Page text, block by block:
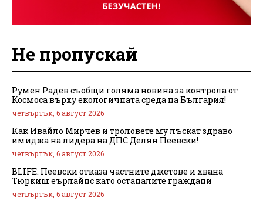
Не пропускай
Румен Радев съобщи голяма новина за контрола от
Космоса върху екологичната среда на България!
четвъртък, 6 август 2026
Как Ивайло Мирчев и троловете му лъскат здраво
имиджа на лидера на ДПС Делян Пеевски!
четвъртък, 6 август 2026
BLIFE: Пеевски отказа частните джетове и хвана
Тюркиш еърлайнс като останалите граждани
четвъртък, 6 август 2026